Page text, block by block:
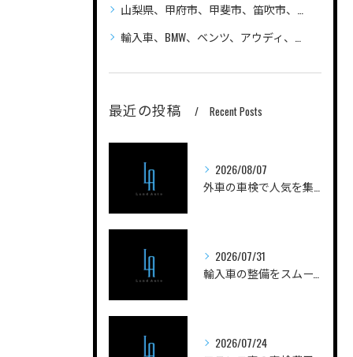
山梨県、甲府市、甲斐市、笛吹市、昭和町、輸入車の車検、整備、修理なら笛吹市のLandAuto（ランドオート）へご相談ください
輸入車、BMW、ベンツ、アウディ、ジープ、プジョー、フォルクスワーゲン、ポルシェ、自動車の車検、整備、修理ならLandAutoへご相談ください
最近の投稿 Recent Posts
2026/08/07
2026/07/31
2026/07/24